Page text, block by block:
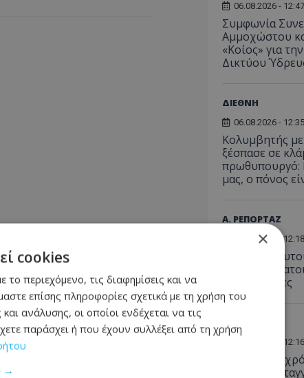
06.08.2026 - 12:47
Συμφωνία
Αμμοχώστου
«Κοίος» για
Δικτύου
ΔΙΕΘΝΗ
06.08.2026 - 12:35
Κολυμβητής
ξέσπασε σε
πρωθυπουργό:
μας, ο πόνος
Α. ΡΕΠΟΡΤΑΖ
06.08.2026 - 12:18
Προσοχή:
και κλοπή
φωτογραφίες
ΚΟΙΝΩΝΙΑ
06.08.2026 - 12:16
«Είναι θέμα
θύματα»:
×
cookies
περιεχόμενο, τις διαφημίσεις και να
επίσης πληροφορίες σχετικά με τη χρήση του
ανάλυσης, οι οποίοι ενδέχεται να τις
παράσχει ή που έχουν συλλέξει από τη χρήση
→